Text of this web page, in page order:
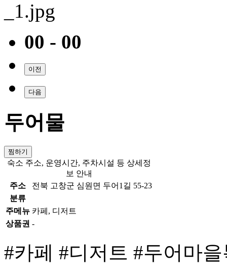
00 - 00
이전
다음
두어물
찜하기
숙소 주소, 운영시간, 주차시설 등 상세정
보 안내
주소
전북 고창군 심원면 두어1길 55-23
분류
주메뉴 카페, 디저트
상품권 -
#카페 #디저트 #두어마